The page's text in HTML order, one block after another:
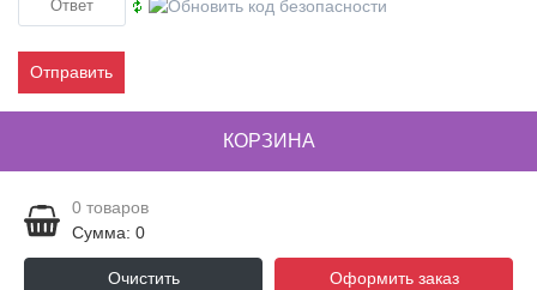
Отправить
КОРЗИНА
0 товаров
Сумма: 0
Очистить Оформить заказ